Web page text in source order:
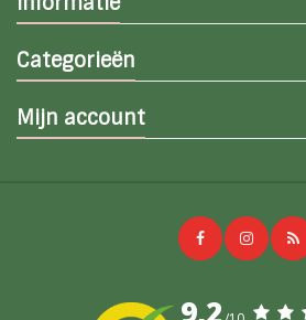
Categorieën
Mijn account